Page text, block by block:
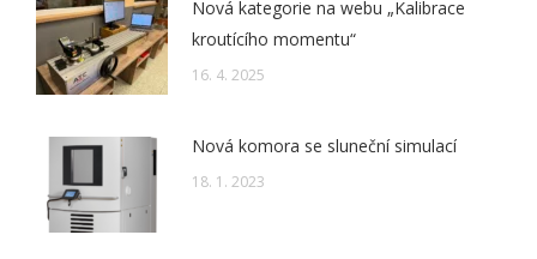
Nová kategorie na webu „Kalibrace
kroutícího momentu“
16. 4. 2025
Nová komora se sluneční simulací
18. 1. 2023